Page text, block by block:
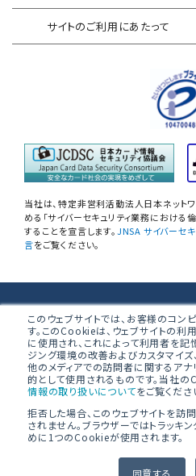
このウェブサイトでは、お客様のコ
す。このCookieは、ウェブサイトの
に使用され、これによって利用者を記
ジング環境の改善およびカスタマイズ
他のメディアでの訪問者に関するアナ
的として使用されるものです。当社
情報の取り扱いについてをご覧くださ
拒否した場合、このウェブサイトを訪
されません。ブラウザーではトラッキ
めに1つのCookieが使用されます。
同意する
EC加盟店様向け セキュリティ
対応アセスメントサービス
自己問診型 個人情報に関わる
情報セキュリティアセスメント
情報セキュリティ
自己点検アンケートサービス
NIST SP800-171 サプライチェ
情報セキュリティアセスメント
データベース設定評価
無線LAN調査
「防衛産業サイバーセキュリテ
準拠支援
PCI 準拠支援／オンサイト評価
PCI DSS準拠支援ソリューショ
サイトのご利用にあたって
当社は、特定非営利活動法人日本ネットワ
める「サイバーセキュリティ業務におけ
することを宣言します。JNSA サイバーセ
言をご覧ください。
株式会社ブロードバンドセキュ
〒160-0023 東京都新宿区西新宿
ル 4F
© BroadBand Security, Inc.